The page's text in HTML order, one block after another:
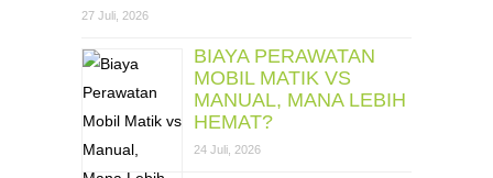
27 Juli, 2026
BIAYA PERAWATAN
MOBIL MATIK VS
MANUAL, MANA LEBIH
HEMAT?
24 Juli, 2026